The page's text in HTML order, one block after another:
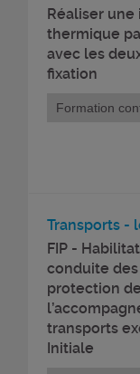
Réaliser une
thermique
avec les
fixation
Formation
Transports -
FIP -
conduite
protection
transports
Initiale